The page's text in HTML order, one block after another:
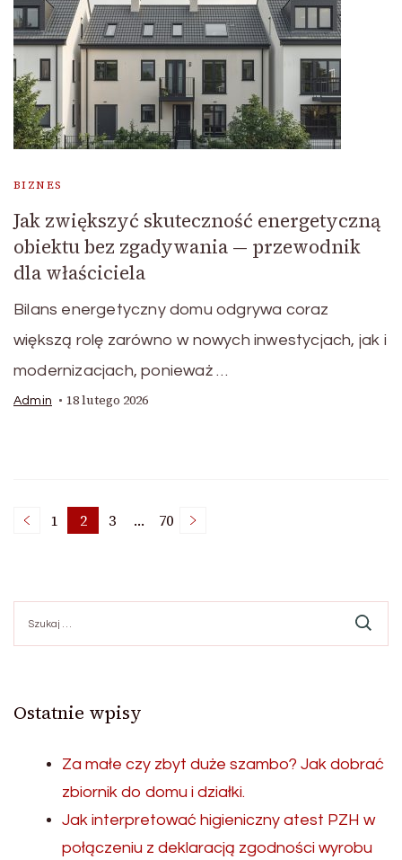
BIZNES
Jak zwiększyć skuteczność energetyczną
obiektu bez zgadywania — przewodnik
dla właściciela
Bilans energetyczny domu odgrywa coraz
większą rolę zarówno w nowych inwestycjach, jak i
modernizacjach, ponieważ …
Admin 18 lutego 2026
Stronicowanie
wpisów
Strona
1 Strona
2 Strona
3 … Strona
70
Ostatnie wpisy
Za małe czy zbyt duże szambo? Jak dobrać
zbiornik do domu i działki.
Jak interpretować higieniczny atest PZH w
połączeniu z deklaracją zgodności wyrobu